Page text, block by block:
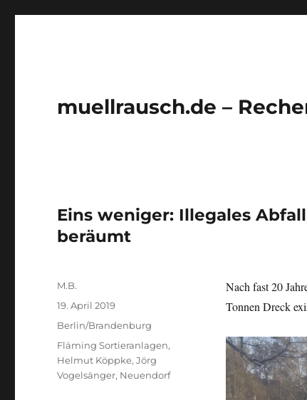
muellrausch.de –
Eins weniger: Illegales
beräumt
Nach fast 20
Tonnen Dreck
Autor
M.B.
Veröffentlicht
19. April 2019
Format
Kategorien
Berlin/Brandenburg
Schlagwörter
Fläming Sortieranlagen,
Helmut Köppke,Jörg
Vogelsänger, Neuendorf